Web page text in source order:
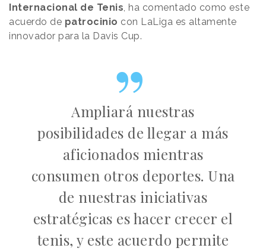
Internacional de Tenis, ha comentado como este
acuerdo de patrocinio con LaLiga es altamente
innovador para la Davis Cup.
Ampliará nuestras
posibilidades de llegar a más
aficionados mientras
consumen otros deportes. Una
de nuestras iniciativas
estratégicas es hacer crecer el
tenis, y este acuerdo permite